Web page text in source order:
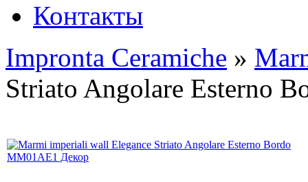
Контакты
Impronta Ceramiche »
Striato Angolare Esterno